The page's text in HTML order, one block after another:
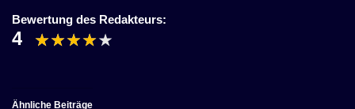
Bewertung des Redakteurs:
4
Ähnliche Beiträge